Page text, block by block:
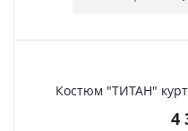
Костюм "ТИТАН"
4